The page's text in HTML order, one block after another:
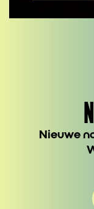
Nieuwe